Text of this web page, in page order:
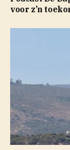
voor z’n